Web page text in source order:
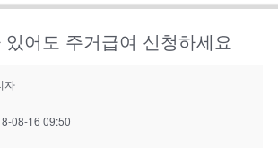
어도 주거급여 신청하세요
자
08-16 09:50